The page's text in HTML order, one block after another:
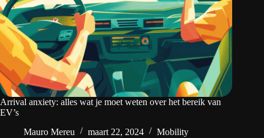
Arrival anxiety: alles wat je moet weten over het bereik van
EV’s
Mauro Mereu
maart 22, 2024 Mobility